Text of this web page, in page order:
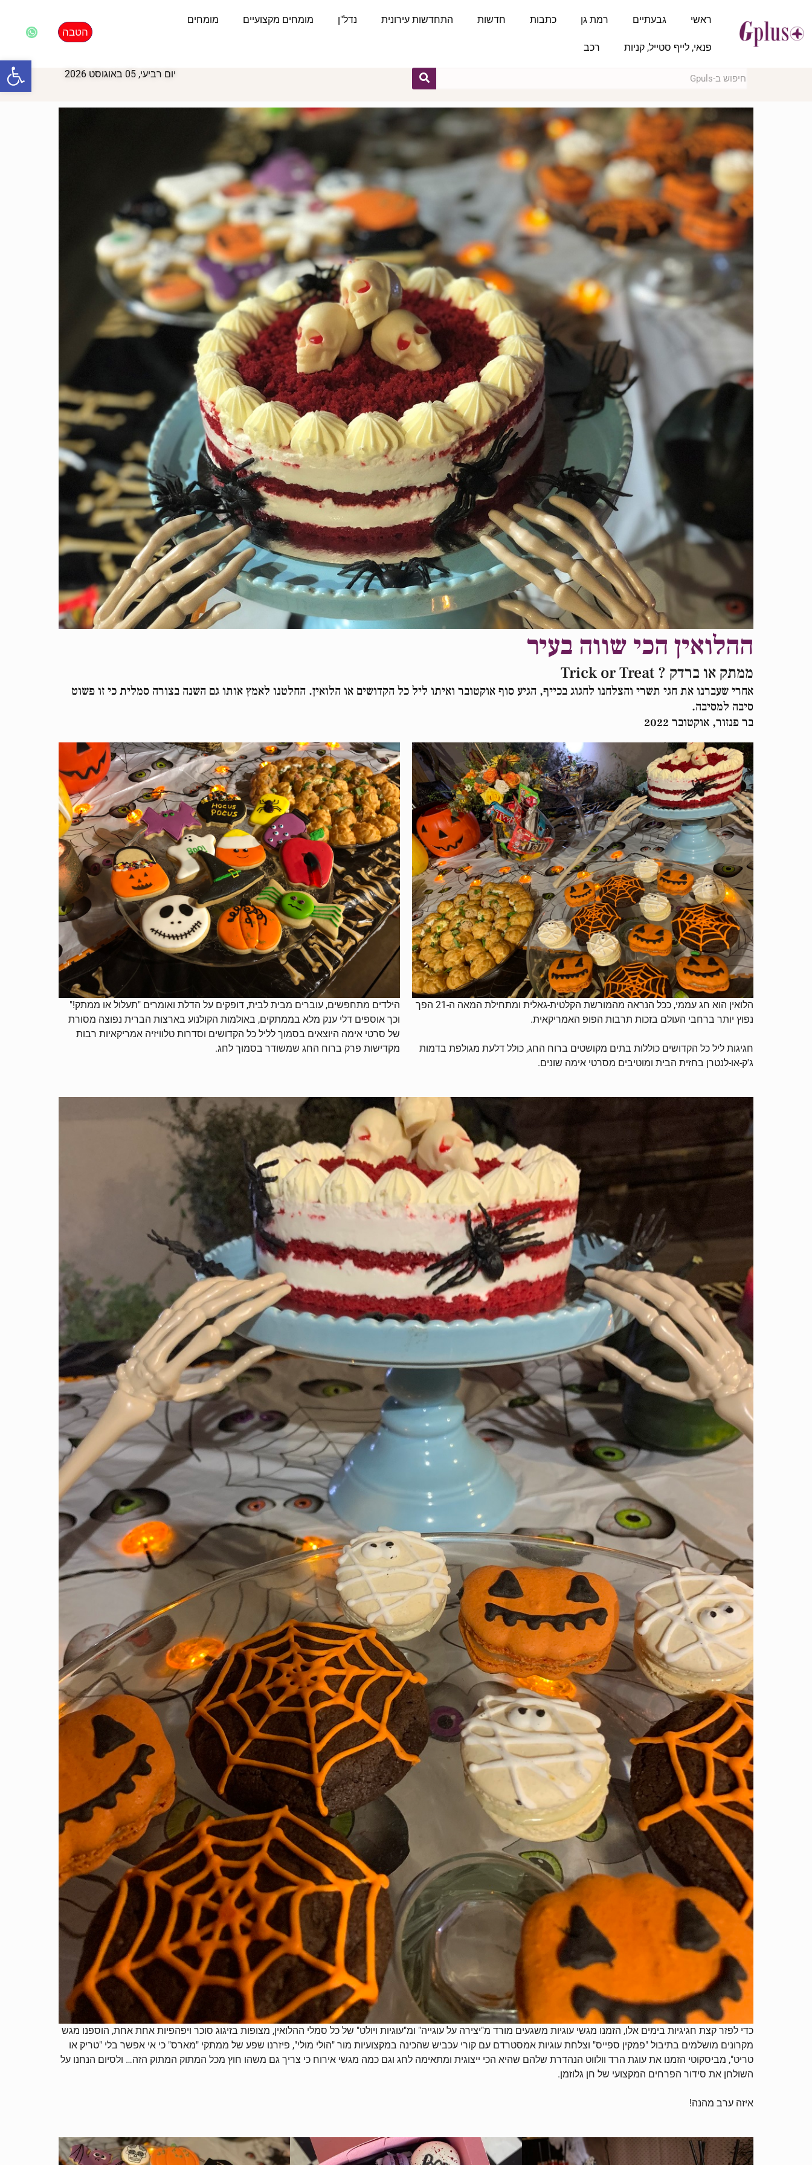
ראשי גבעתיים רמת גן כתבות חדשות התחדשות עירונית נדל"ן מומחים מקצועיים מומחים
פנאי, לייף סטייל, קניות רכב
הטבה
יום רביעי, 05 באוגוסט 2026
ההלואין הכי שווה בעיר
ממתק או ברדק ? Trick or Treat
אחרי שעברנו את חגי תשרי והצלחנו לחגוג בכייף, הגיע סוף אוקטובר ואיתו ליל כל הקדושים או הלואין. החלטנו לאמץ אותו גם השנה בצורה סמלית כי זו פשוט
סיבה למסיבה.
בר פנזור, אוקטובר 2022
הלואין הוא חג עממי, ככל הנראה מהמורשת הקלטית-גאלית ומתחילת המאה ה-21 הפך
נפוץ יותר ברחבי העולם בזכות תרבות הפופ האמריקאית.
חגיגות ליל כל הקדושים כוללות בתים מקושטים ברוח החג, כולל דלעת מגולפת בדמות
ג'ק-או-לנטרן בחזית הבית ומוטיבים מסרטי אימה שונים.
הילדים מתחפשים, עוברים מבית לבית, דופקים על הדלת ואומרים "תעלול או ממתק!"
וכך אוספים דלי ענק מלא בממתקים, באולמות הקולנוע בארצות הברית נפוצה מסורת
של סרטי אימה היוצאים בסמוך לליל כל הקדושים וסדרות טלוויזיה אמריקאיות רבות
מקדישות פרק ברוח החג שמשודר בסמוך לחג.
כדי לפזר קצת חגיגיות בימים אלו, הזמנו מגשי עוגיות משגעים מורד מ"יצירה על עוגייה" ומ"עוגיות ויולט" של כל סמלי ההלואין, מצופות בזיגוג סוכר ויפהפיות אחת אחת, הוספנו מגש
מקרונים מושלמים בתיבול "פמקין ספייס" וצלחת עוגיות אמסטרדם עם קורי עכביש שהכינה במקצועיות מור "הולי מולי", פיזרנו שפע של ממתקי "מארס" כי אי אפשר בלי "טריק או
טריט", מביסקוטי הזמנו את עוגת הרד וולווט הנהדרת שלהם שהיא הכי ייצוגית ומתאימה לחג וגם כמה מגשי אירוח כי צריך גם משהו חוץ מכל המתוק המתוק הזה… ולסיום הנחנו על
השולחן את סידור הפרחים המקצועי של חן גלוזמן.
איזה ערב מהנה!
פתח